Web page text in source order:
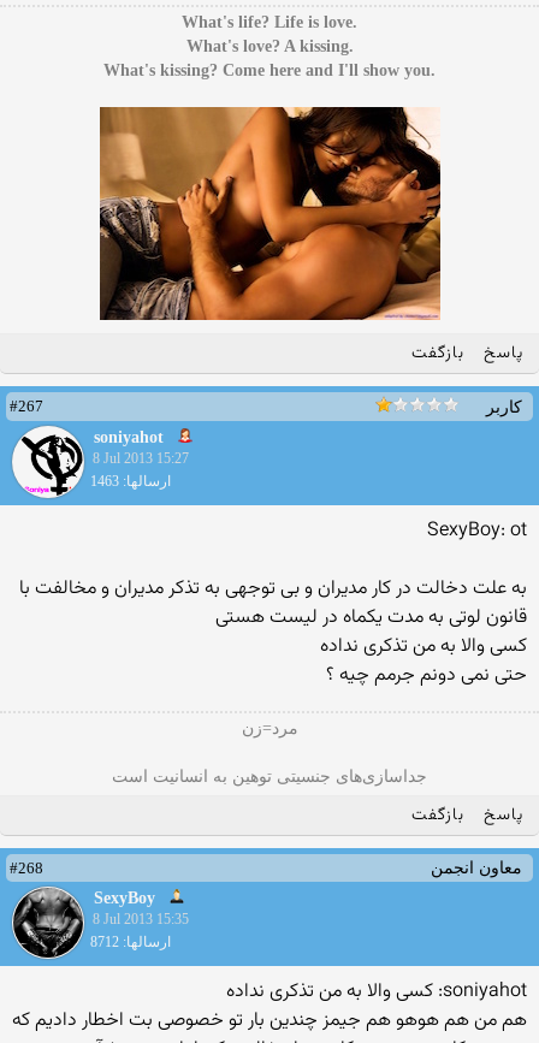
.What's life? Life is love
.What's love? A kissing
.What's kissing? Come here and I'll show you
پاسخ بازگفت
کاربر
#267
soniyahot
8 Jul 2013 15:27
ارسالها: 1463
SexyBoy: ot
به علت دخالت در کار مدیران و بی توجهی به تذکر مدیران و مخالفت با
قانون لوتی به مدت یکماه در لیست هستی
کسی والا به من تذکری نداده
حتی نمی دونم جرمم چیه ؟
مرد=زن
جداسازی‌های جنسیتی توهین به انسانیت است
پاسخ بازگفت
معاون انجمن
#268
SexyBoy
8 Jul 2013 15:35
ارسالها: 8712
soniyahot: کسی والا به من تذکری نداده
هم من هم هوهو هم جیمز چندین بار تو خصوصی بت اخطار دادیم که